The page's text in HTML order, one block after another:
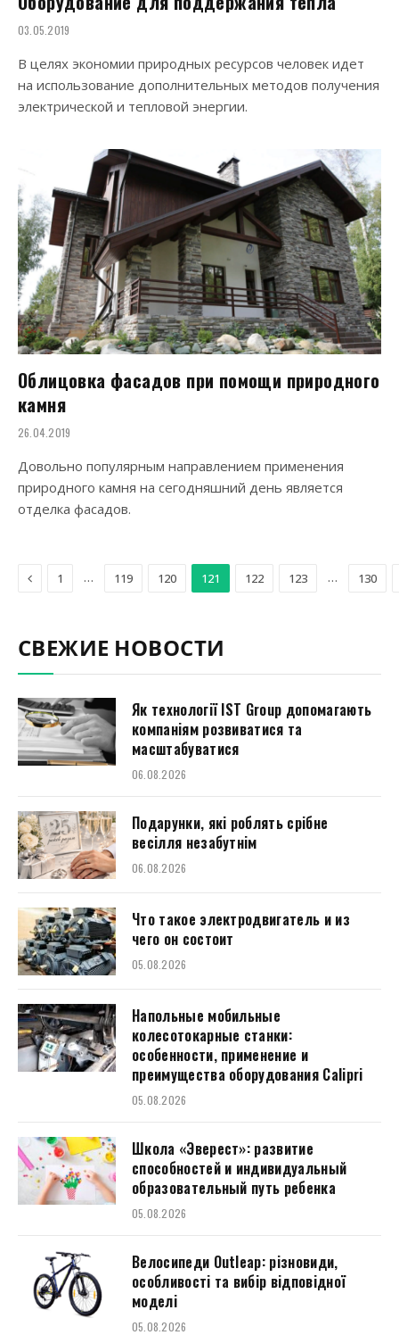
03.05.2019
В целях экономии природных ресурсов человек идет
на использование дополнительных методов получения
электрической и тепловой энергии.
Облицовка фасадов при помощи природного
камня
26.04.2019
Довольно популярным направлением применения
природного камня на сегодняшний день является
отделка фасадов.
Previous
1 … 119 120 121 122 123 … 130
СВЕЖИЕ НОВОСТИ
Як технології IST Group допомагають
компаніям розвиватися та
масштабуватися
06.08.2026
Подарунки, які роблять срібне
весілля незабутнім
06.08.2026
Что такое электродвигатель и из
чего он состоит
05.08.2026
Напольные мобильные
колесотокарные станки:
особенности, применение и
преимущества оборудования Calipri
05.08.2026
Школа «Эверест»: развитие
способностей и индивидуальный
образовательный путь ребенка
05.08.2026
Велосипеди Outleap: різновиди,
особливості та вибір відповідної
моделі
05.08.2026